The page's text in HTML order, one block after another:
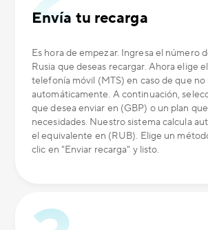
Envía tu recarga
Es hora de empezar. Ingresa el número
Rusia que deseas recargar. Ahora elige
telefonía móvil (MTS) en caso de que
automáticamente. A continuación,
que desea enviar en (GBP) o un plan
necesidades. Nuestro sistema calcula
el equivalente en (RUB). Elige un
clic en "Enviar recarga" y listo.